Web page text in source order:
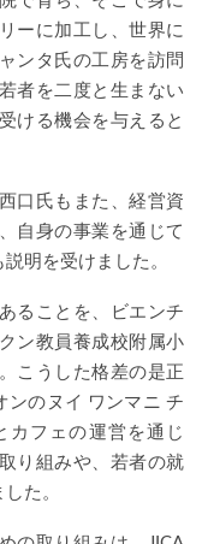
ーに加工し、世界に
ンタ氏の工房を訪問
者を二度と生まない
ける機会を与えると
口氏もまた、経営資
自身の事業を通じて
明を受けました。
ることを、ビエンチ
ン教員養成校附属小
こうした格差の是正
ンのヌイ ワンマニ チ
カフェの運営を通じ
り組みや、若者の就
た。